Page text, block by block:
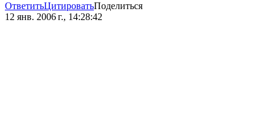
ОтветитьЦитироватьПоделиться
12 янв. 2006 г., 14:28:42